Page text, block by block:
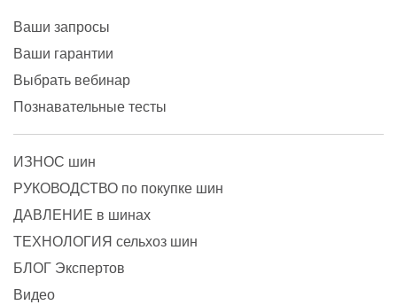
Ваши запросы
Ваши гарантии
Выбрать вебинар
Познавательные тесты
ИЗНОС шин
РУКОВОДСТВО по покупке шин
ДАВЛЕНИЕ в шинах
ТЕХНОЛОГИЯ сельхоз шин
БЛОГ Экспертов
Видео